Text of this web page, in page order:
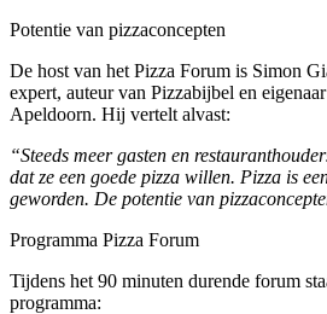
Potentie van pizzaconcepten
De host van het Pizza Forum is Simon
expert, auteur van Pizzabijbel en
Apeldoorn. Hij vertelt alvast:
“Steeds meer gasten en
dat ze een goede pizza willen. Pizza is
geworden. De potentie van
Programma Pizza Forum
Tijdens het 90 minuten durende forum
programma: